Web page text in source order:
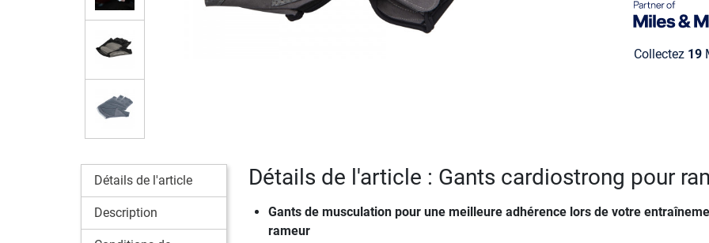
Collectez 19
Détails de l'article
Description
Détails de l'article : Gants cardiostrong pour
Gants de musculation pour une meilleure adhérence lors de votre
rameur